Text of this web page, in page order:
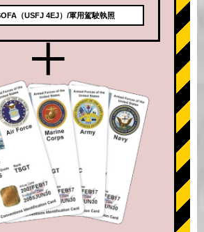
（USFJ 4EJ）/軍用駕駛執照
+